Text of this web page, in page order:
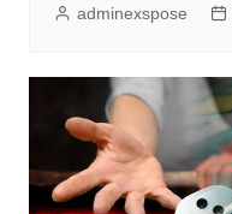
adminexspose